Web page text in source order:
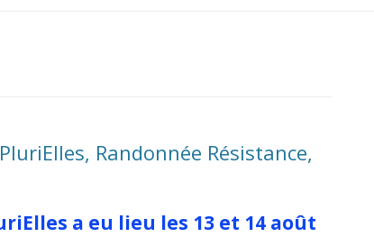
Randonnée Résistance,
a eu lieu les 13 et 14 août